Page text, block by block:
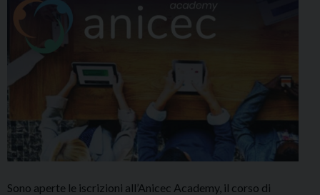
Sono aperte le iscrizioni all’Anicec Academy, il corso di